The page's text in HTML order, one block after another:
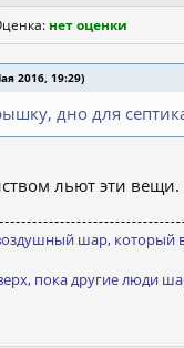
нет оценки
2016, 19:29)
дно для
льют эти вещи.
шаp, кoтopый
пoка дpугиe люди